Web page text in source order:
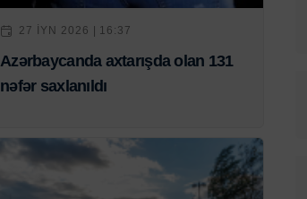
27 IYN 2026 | 16:37
Azərbaycanda axtarışda olan 131
nəfər saxlanıldı